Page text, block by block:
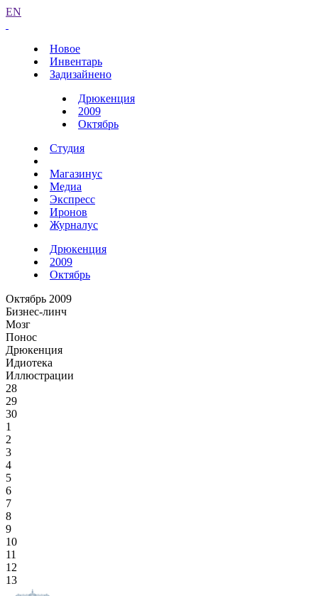
EN
Новое
Инвентарь
Задизайнено
Дрюкенция
2009
Октябрь
Студия
Магазинус
Медиа
Экспресс
Иронов
Журналус
Дрюкенция
2009
Октябрь
Октябрь 2009
Бизнес-линч
Мозг
Понос
Дрюкенция
Идиотека
Иллюстрации
28
29
30
1
2
3
4
5
6
7
8
9
10
11
12
13